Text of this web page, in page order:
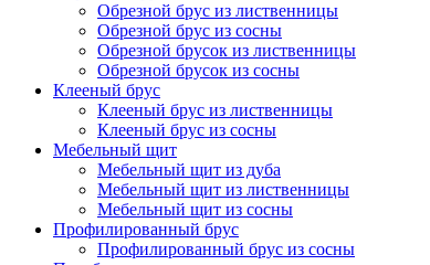
Обрезной брус из лиственницы
Обрезной брус из сосны
Обрезной брусок из лиственницы
Обрезной брусок из сосны
Клееный брус
Клееный брус из лиственницы
Клееный брус из сосны
Мебельный щит
Мебельный щит из дуба
Мебельный щит из лиственницы
Мебельный щит из сосны
Профилированный брус
Профилированный брус из сосны